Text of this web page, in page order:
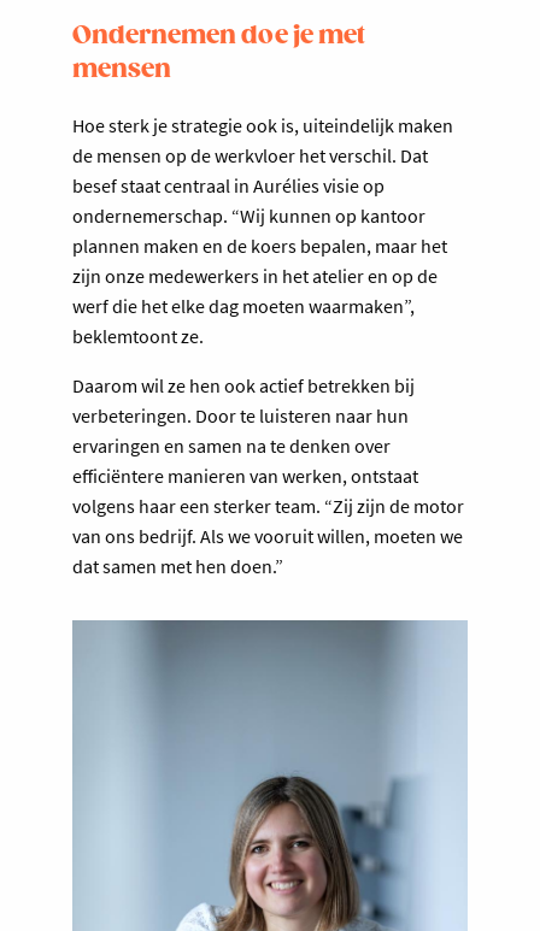
Ondernemen doe je met
mensen
Hoe sterk je strategie ook is, uiteindelijk maken
de mensen op de werkvloer het verschil. Dat
besef staat centraal in Aurélies visie op
ondernemerschap. “Wij kunnen op kantoor
plannen maken en de koers bepalen, maar het
zijn onze medewerkers in het atelier en op de
werf die het elke dag moeten waarmaken”,
beklemtoont ze.
Daarom wil ze hen ook actief betrekken bij
verbeteringen. Door te luisteren naar hun
ervaringen en samen na te denken over
efficiëntere manieren van werken, ontstaat
volgens haar een sterker team. “Zij zijn de motor
van ons bedrijf. Als we vooruit willen, moeten we
dat samen met hen doen.”